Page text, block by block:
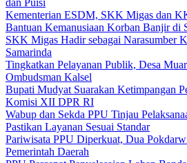
dan Puisi
Kementerian ESDM, SKK Migas dan
Bantuan Kemanusiaan Korban Banjir di
SKK Migas Hadir sebagai Narasumber
Samarinda
Tingkatkan Pelayanan Publik, Desa
Ombudsman Kalsel
Bupati Mudyat Suarakan Ketimpangan
Komisi XII DPR RI
Wabup dan Sekda PPU Tinjau
Pastikan Layanan Sesuai Standar
Pariwisata PPU Diperkuat, Dua
Pemerintah Daerah